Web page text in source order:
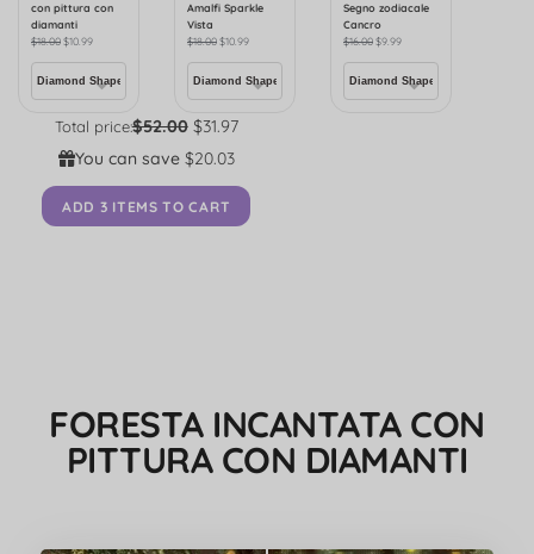
con pittura con
diamanti
$18.00$10.99
Amalfi Sparkle
Vista
$18.00$10.99
Segno zodiacale
Cancro
$16.00$9.99
Total price:$52.00 $31.97
You can save $20.03
ADD 3 ITEMS TO CART
FORESTA INCANTATA CON
PITTURA CON DIAMANTI